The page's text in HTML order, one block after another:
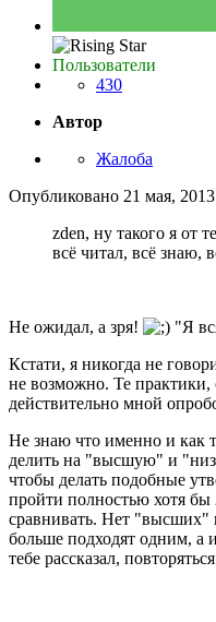
Пользователи
430
Автор
Жалоба
Опубликовано 21 мая, 2013
zden, ну такого я от
всё читал, всё знаю,
Не ожидал, а зря!
"Я
Кстати, я никогда не
не возможно. Те практики,
действительно мной
Не знаю что именно и как
делить на "высшую" и
чтобы делать подобные
пройти полностью хотя
сравнивать. Нет "высших"
больше подходят одним, а
тебе рассказал,